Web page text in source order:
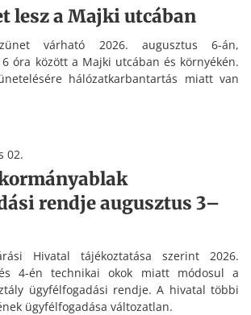
lesz a Majki utcában
várható 2026. augusztus 6-án,
óra között a Majki utcában és környékén.
hálózatkarbantartás miatt van
02.
rendje augusztus 3–
Hivatal tájékoztatása szerint 2026.
4-én technikai okok miatt módosul a
ügyfélfogadási rendje. A hivatal többi
ügyfélfogadása változatlan.